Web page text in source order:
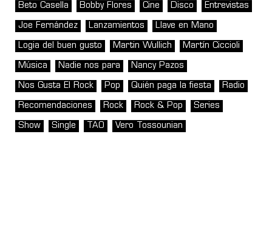
Beto Casella Bobby Flores Cine Disco Entrevistas
Joe Fernández Lanzamientos Llave en Mano
Logia del buen gusto Martin Wullich Martín Ciccioli
Música Nadie nos para Nancy Pazos
Nos Gusta El Rock Pop Quién paga la fiesta Radio
Recomendaciones Rock Rock & Pop Series
Show Single TAO Vero Tossounian